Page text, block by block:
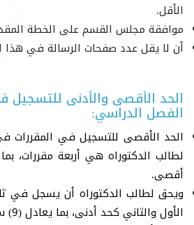
الأقل.
موافقة مجلس القسم على الخطة
أن لا يقل عدد صفحات الرسالة في هذا المسار
الحد الأقصى والأدنى للتسجيل
الفصل الدراسي:
الحد الأقصى للتسجيل في المقررات
أقصى.
ويحق لطالب الدكتوراه أن يسجل في
الأول والثاني كحد أدنى، بما يعادل (9) ساعات دراسية.